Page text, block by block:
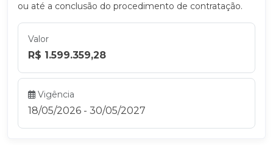
ou até a conclusão do procedimento de contratação.
Valor
R$ 1.599.359,28
Vigência
18/05/2026 - 30/05/2027